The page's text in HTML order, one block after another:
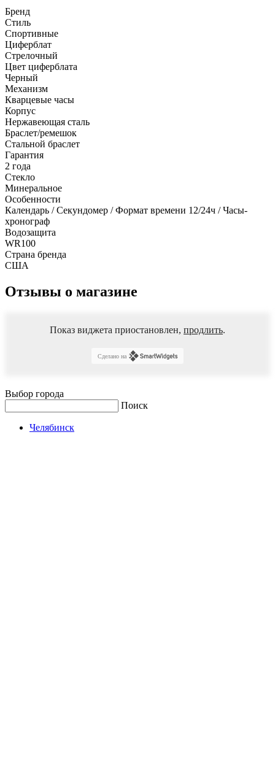
Бренд
Стиль
Спортивные
Циферблат
Стрелочный
Цвет циферблата
Черный
Механизм
Кварцевые часы
Корпус
Нержавеющая сталь
Браслет/ремешок
Стальной браслет
Гарантия
2 года
Стекло
Минеральное
Особенности
Календарь / Секундомер / Формат времени 12/24ч / Часы-
хронограф
Водозащита
WR100
Страна бренда
США
Отзывы о магазине
Показ виджета приостановлен, продлить.
Сделано на
Выбор города
Поиск
Челябинск